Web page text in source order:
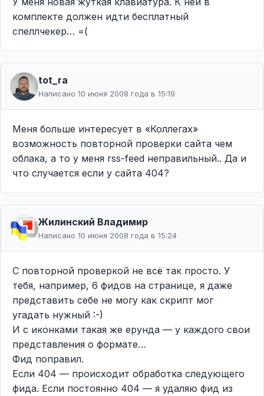
комплекте должен идти бесплатный
спеллчекер… =(
tot_ra
Написано 10 июня 2008 года в 15:19
Меня больше интересует в «Коллегах»
возможность повторной проверки сайта чем
облака, а то у меня rss-feed неправильный.. Да и
что случается если у сайта 404?
Жилинcкий Владимир
Написано 10 июня 2008 года в 15:24
С повторной проверкой не всё так просто. У
тебя, например, 6 фидов на странице, я даже
представить себе не могу как скрипт мог
угадать нужный :-)
И с иконками такая же ерунда — у каждого свои
представления о формате…
Фид поправил.
Если 404 — происходит обработка следующего
фида. Если постоянно 404 — я удаляю фид из